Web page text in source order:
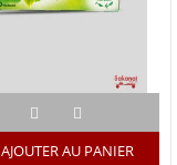
AJOUTER AU PANIER